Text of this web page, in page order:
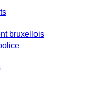
bruxellois